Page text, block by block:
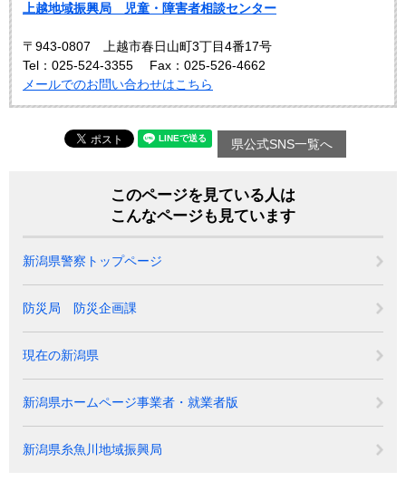
上越地域振興局 児童・障害者相談センター
〒943-0807 上越市春日山町3丁目4番17号
Tel：025-524-3355
Fax：025-526-4662
メールでのお問い合わせはこちら
県公式SNS一覧へ
このページを見ている人は
こんなページも見ています
新潟県警察トップページ
防災局 防災企画課
現在の新潟県
新潟県ホームページ事業者・就業者版
新潟県糸魚川地域振興局